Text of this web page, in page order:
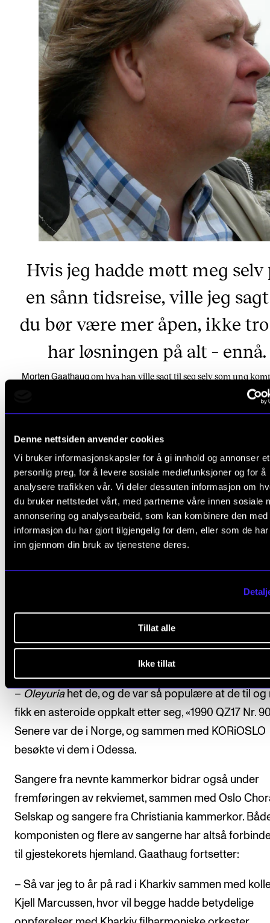
Denne nettsiden anvender cookies
Vi bruker informasjonskapsler for å gi innhold og annonser et
personlig preg, for å levere sosiale mediefunksjoner og for å
analysere trafikken vår. Vi deler dessuten informasjon om
du bruker nettstedet vårt, med partnerne våre innen sosiale
annonsering og analysearbeid, som kan kombinere den med
informasjon du har gjort tilgjengelig for dem, eller som de
inn gjennom din bruk av tjenestene deres.
Tillat alle
Ikke tillat
Hvis jeg hadde møtt meg selv
en sånn tidsreise, ville jeg
du bør være mer åpen, ikke
har løsningen på alt – ennå.
Morten Gaathaug om hva han ville sagt til seg selv som ung
Ukrainsk vennskap
Spesielt for konserten er også at det kommer
Soloists of the Student Choir of the Ukrainian
Tchaikovsky Academy of Musici Kyiv.
– Det er veldig hyggelig. Jeg har et svært godt
Ukraina, og har vært der flere ganger. Det begynte
en klaverduo fra Odessa tok kontakt for å bestille en
fra før spilt alle mine tidligere verk for firhendig,
Griegs og alle Sindings. Skikkelige Norges-venner,
– Oleyuriahet de, og de var så populære at de til og
fikk en asteroide oppkalt etter seg, «1990 QZ17 Nr.
Senere var de i Norge, og sammen med KORiOSLO
besøkte vi dem i Odessa.
Sangere fra nevnte kammerkor bidrar også under
fremføringen av rekviemet, sammen med Oslo
Selskap og sangere fra Christiania kammerkor.
komponisten og flere av sangerne har altså
til gjestekorets hjemland. Gaathaug fortsetter:
– Så var jeg to år på rad i Kharkiv sammen med
Kjell Marcussen, hvor vil begge hadde betydelige